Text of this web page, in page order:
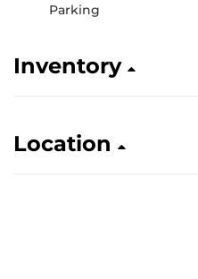
Parking
Inventory
Location